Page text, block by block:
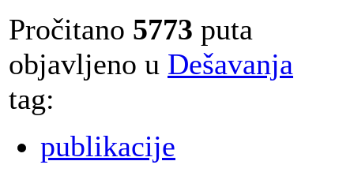
Pročitano 5773 puta
objavljeno u Dešavanja
tag:
publikacije